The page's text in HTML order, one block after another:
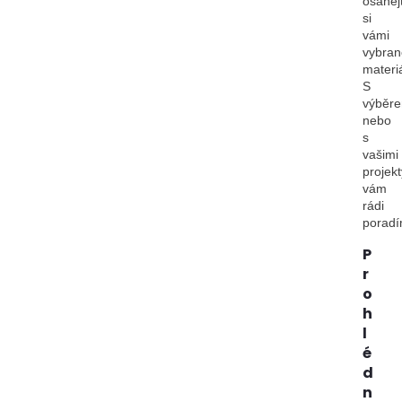
si
vámi
S
nebo
s
vašimi
vám
rádi
P
r
o
h
l
é
d
n